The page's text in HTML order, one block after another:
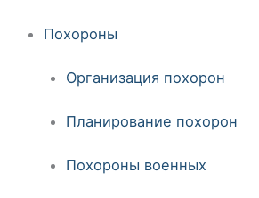
Похороны
Организация похорон
Планирование похорон
Похороны военных